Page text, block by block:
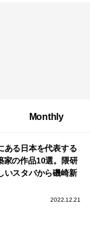
Monthly
ある日本を代表する
家の作品10選。隈研
いスタバから磯崎新
2022.12.21